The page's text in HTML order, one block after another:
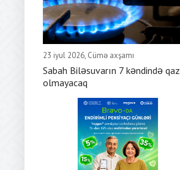
23 iyul 2026, Cümə axşamı
Sabah Biləsuvarın 7 kəndində qaz
olmayacaq